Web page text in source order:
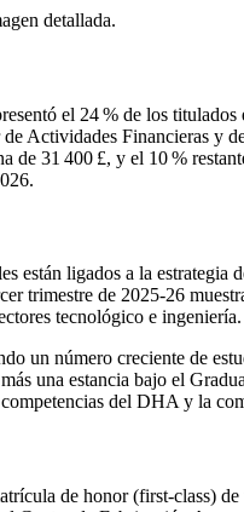
detallada.
el 24 % de los titulados
Actividades Financieras y
31 400 £, y el 10 %
están ligados a la estrategia
trimestre de 2025‑26
tecnológico e ingeniería.
un número creciente de
una estancia bajo el
competencias del DHA y la
de honor (first-class)